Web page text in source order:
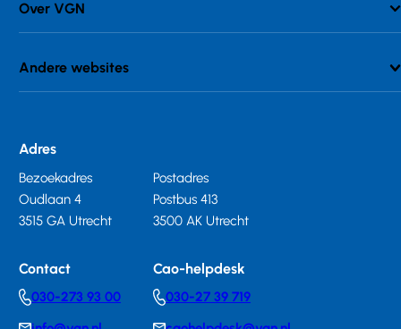
Over VGN
Andere websites
Adres
Bezoekadres
Oudlaan 4
3515 GA Utrecht
Postadres
Postbus 413
3500 AK Utrecht
Contact
Telephonenumber
030-273 93 00
Cao-helpdesk
Telephonenumber
030-27 39 719